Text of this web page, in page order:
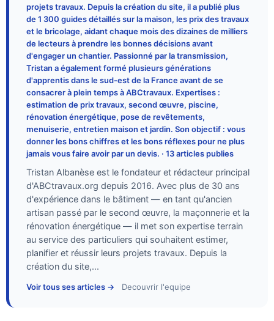
projets travaux. Depuis la création du site, il a publié plus
de 1 300 guides détaillés sur la maison, les prix des travaux
et le bricolage, aidant chaque mois des dizaines de milliers
de lecteurs à prendre les bonnes décisions avant
d'engager un chantier. Passionné par la transmission,
Tristan a également formé plusieurs générations
d'apprentis dans le sud-est de la France avant de se
consacrer à plein temps à ABCtravaux. Expertises :
estimation de prix travaux, second œuvre, piscine,
rénovation énergétique, pose de revêtements,
menuiserie, entretien maison et jardin. Son objectif : vous
donner les bons chiffres et les bons réflexes pour ne plus
jamais vous faire avoir par un devis. · 13 articles publies
Tristan Albanèse est le fondateur et rédacteur principal
d'ABCtravaux.org depuis 2016. Avec plus de 30 ans
d'expérience dans le bâtiment — en tant qu'ancien
artisan passé par le second œuvre, la maçonnerie et la
rénovation énergétique — il met son expertise terrain
au service des particuliers qui souhaitent estimer,
planifier et réussir leurs projets travaux. Depuis la
création du site,...
Voir tous ses articles → Decouvrir l'equipe